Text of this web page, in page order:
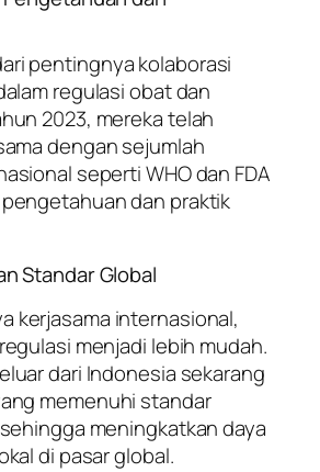
pentingnya kolaborasi
regulasi obat dan
2023, mereka telah
dengan sejumlah
seperti WHO dan FDA
dan praktik
Standar Global
kerjasama internasional,
menjadi lebih mudah.
dari Indonesia sekarang
memenuhi standar
meningkatkan daya
di pasar global.